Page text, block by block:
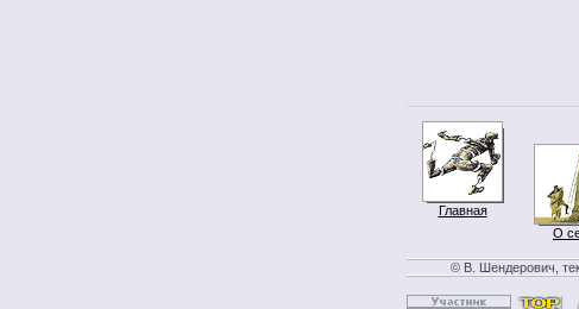
Главная
О
© В. Шендерович,